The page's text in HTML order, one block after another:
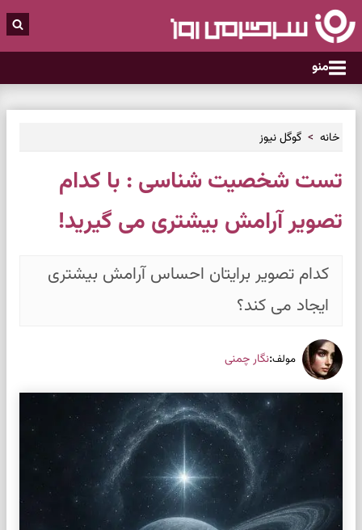
منو
خانه گوگل نیوز
تست شخصیت‌ شناسی : با کدام
تصویر آرامش بیشتری می گیرید!
کدام‌ تصویر برایتان احساس آرامش بیشتری
ایجاد می‌ کند؟
مولف:نگار چمنی